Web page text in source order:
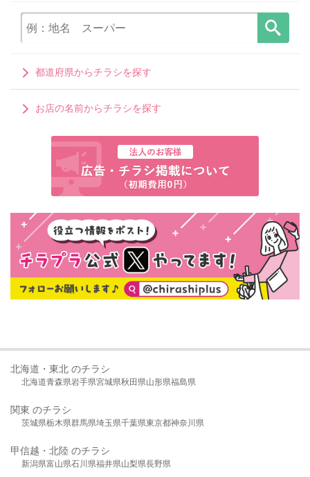
都道府県からチラシを探す
お店の名前からチラシを探す
北海道・東北 のチラシ
北海道青森県岩手県宮城県秋田県山形県福島県
関東 のチラシ
茨城県栃木県群馬県埼玉県千葉県東京都神奈川県
甲信越・北陸 のチラシ
新潟県富山県石川県福井県山梨県長野県